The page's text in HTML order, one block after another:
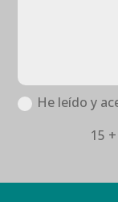
He leído y
15